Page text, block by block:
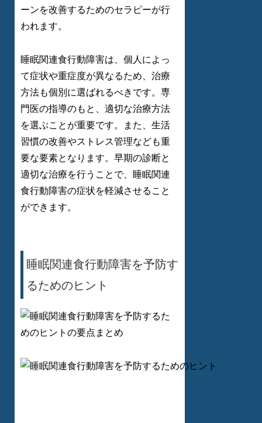
ーンを改善するためのセラピーが行
われます。
睡眠関連食行動障害は、個人によっ
て症状や重症度が異なるため、治療
方法も個別に選ばれるべきです。専
門医の指導のもと、適切な治療方法
を選ぶことが重要です。また、生活
習慣の改善やストレス管理なども重
要な要素となります。早期の診断と
適切な治療を行うことで、睡眠関連
食行動障害の症状を軽減させること
ができます。
睡眠関連食行動障害を予防す
るためのヒント